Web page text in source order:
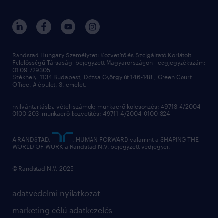
kapcsolat
hr kutatások
kiválasztás
megtartás
munkahelyi teljesítmény
toborzás
munkaerőpiac
hírlevél
adatvédelmi nyilatkozat
marketing célú adatkezelés
Randstad Hungary Személyzeti Közvetítő és Szolgáltató Korlátolt
Felelősségű Társaság, bejegyzett Magyarországon - cégjegyzékszám:
01 09 729305
Székhely: 1134 Budapest, Dózsa György út 146-148., Green Court
Office, A épület, 3. emelet,
nyilvántartásba vételi számok: munkaerő-kölcsönzés: 49713-4/2004-
0100-203 munkaerő-közvetítés: 49711-4/2004-0100-324
A RANDSTAD,
, HUMAN FORWARD valamint a SHAPING THE
WORLD OF WORK a Randstad N.V. bejegyzett védjegyei.
© Randstad N.V. 2025